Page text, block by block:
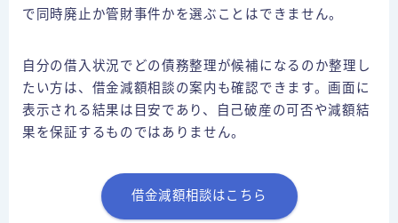
で同時廃止か管財事件かを選ぶことはできません。
自分の借入状況でどの債務整理が候補になるのか整理し
たい方は、借金減額相談の案内も確認できます。画面に
表示される結果は目安であり、自己破産の可否や減額結
果を保証するものではありません。
借金減額相談はこちら